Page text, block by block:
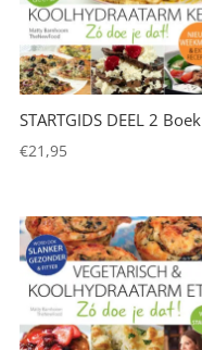
STARTGIDS DEEL 2 Boek
€21,95